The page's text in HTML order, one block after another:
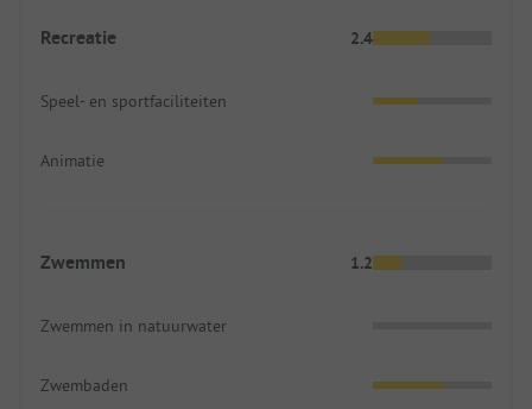
Recreatie 2.4
Speel- en sportfaciliteiten
Animatie
Zwemmen 1.2
Zwemmen in natuurwater
Zwembaden